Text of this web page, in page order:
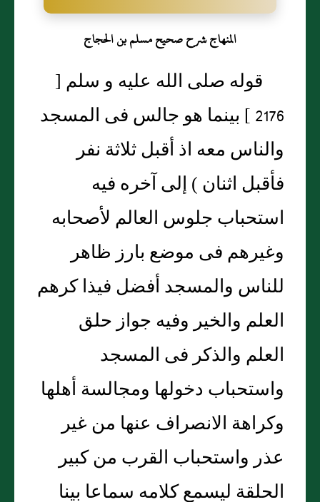
المنهاج شرح صحيح مسلم بن الحجاج
قوله صلى الله عليه و سلم [
2176 ] بينما هو جالس فى المسجد
والناس معه اذ أقبل ثلاثة نفر
فأقبل اثنان ) إلى آخره فيه
استحباب جلوس العالم لأصحابه
وغيرهم فى موضع بارز ظاهر
للناس والمسجد أفضل فيذا كرهم
العلم والخير وفيه جواز حلق
العلم والذكر فى المسجد
واستحباب دخولها ومجالسة أهلها
وكراهة الانصراف عنها من غير
عذر واستحباب القرب من كبير
الحلقة ليسمع كلامه سماعا بينا